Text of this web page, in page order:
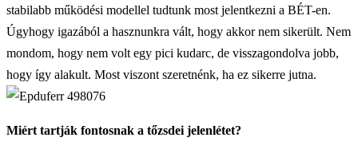
stabilabb működési modellel tudtunk most jelentkezni a BÉT-en.
Úgyhogy igazából a hasznunkra vált, hogy akkor nem sikerült. Nem
mondom, hogy nem volt egy pici kudarc, de visszagondolva jobb,
hogy így alakult. Most viszont szeretnénk, ha ez sikerre jutna.
Miért tartják fontosnak a tőzsdei jelenlétet?